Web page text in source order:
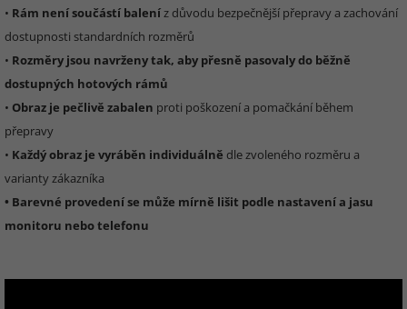
• Rám není součástí baleníz důvodu bezpečnější přepravy a zachování
dostupnosti standardních rozměrů
• Rozměry jsou navrženy tak, aby přesně pasovaly do běžně
dostupných hotových rámů
• Obraz je pečlivě zabalen proti poškození a pomačkání během
přepravy
• Každý obraz je vyráběn individuálně dle zvoleného rozměru a
varianty zákazníka
• Barevné provedení se může mírně lišit podle nastavení a jasu
monitoru nebo telefonu